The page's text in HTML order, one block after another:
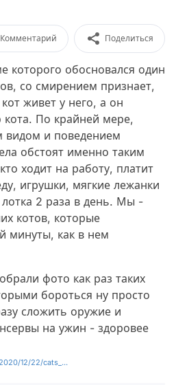
Комментарий Поделиться
которого обосновался один
со смирением признает,
живет у него, а он
кота. По крайней мере,
видом и поведением
обстоят именно таким
ходит на работу, платит
игрушки, мягкие лежанки
2 раза в день. Мы -
котов, которые
минуты, как в нем
фото как раз таких
бороться ну просто
сложить оружие и
на ужин - здоровее
12/22/cats_...